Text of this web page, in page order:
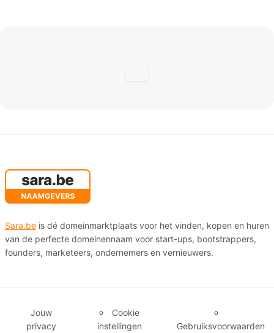
Sara.beis dé domeinmarktplaats voor het vinden, kopen en huren
van de perfecte domeinennaam voor start-ups, bootstrappers,
founders, marketeers, ondernemers en vernieuwers.
Jouw
privacy
Cookie
instellingen
Gebruiksvoorwaarden